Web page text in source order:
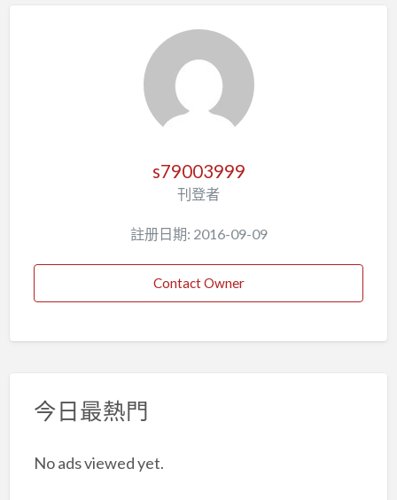
s79003999
刊登者
註册日期: 2016-09-09
Contact Owner
今日最熱門
No ads viewed yet.